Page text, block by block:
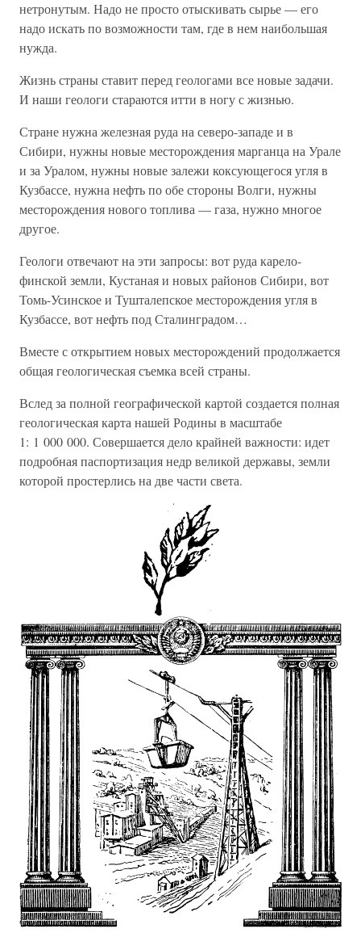
нетронутым. Надо не просто отыскивать сырье — его
надо искать по возможности там, где в нем наибольшая
нужда.
Жизнь страны ставит перед геологами все новые задачи.
И наши геологи стараются итти в ногу с жизнью.
Стране нужна железная руда на северо-западе и в
Сибири, нужны новые месторождения марганца на Урале
и за Уралом, нужны новые залежи коксующегося угля в
Кузбассе, нужна нефть по обе стороны Волги, нужны
месторождения нового топлива — газа, нужно многое
другое.
Геологи отвечают на эти запросы: вот руда карело-
финской земли, Кустаная и новых районов Сибири, вот
Томь-Усинское и Тушталепское месторождения угля в
Кузбассе, вот нефть под Сталинградом…
Вместе с открытием новых месторождений продолжается
общая геологическая съемка всей страны.
Вслед за полной географической картой создается полная
геологическая карта нашей Родины в масштабе
1: 1 000 000. Совершается дело крайней важности: идет
подробная паспортизация недр великой державы, земли
которой простерлись на две части света.